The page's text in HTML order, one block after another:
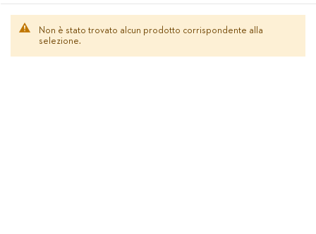
Non è stato trovato alcun prodotto corrispondente alla
selezione.